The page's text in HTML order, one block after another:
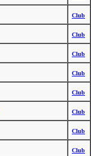
Club
Club
Club
Club
Club
Club
Club
Club